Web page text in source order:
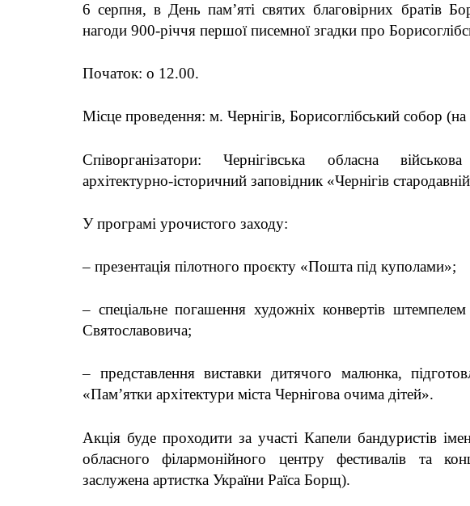
6 серпня, в День пам’яті святих благовірних братів
нагоди 900-річчя першої писемної згадки про
Початок: о 12.00.
Місце проведення: м. Чернігів, Борисоглібський собор (на
Співорганізатори:Чернігівська обласна
архітектурно-історичний заповідник «Чернігів
У програмі урочистого заходу:
– презентація пілотного проєкту «Пошта під куполами»;
– спеціальне погашення художніх конвертів
Святославовича;
– представлення виставки дитячого малюнка,
«Пам’ятки архітектури міста Чернігова очима дітей».
Акція буде проходити за участі Капели бандуристів
обласного філармонійного центру фестивалів та
заслужена артистка України Раїса Борщ).